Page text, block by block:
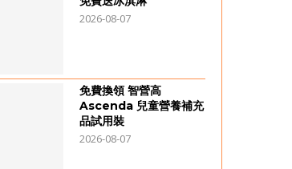
2026-08-07
免費換領 智營高
Ascenda 兒童營養補充
品試用裝
2026-08-07